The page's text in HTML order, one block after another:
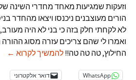
וזעקות שמגיעות מאחד מחדרי השינה
הורים מעוצבנים ניכנסו ויצאו מהחדר
לא לקחתי חלק בזה כי בני לא היה
ואמרו לי שהם צריכים עזרה מסוג
החילוץ, טה טה טה!! להמשיך לקרוא ←
WhatsApp דואר אלקטרוני